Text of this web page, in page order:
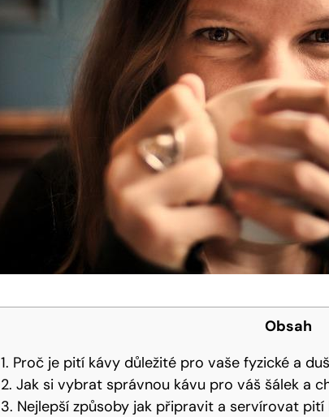
Obsah
1. Proč je pití kávy důležité pro vaše fyzické a
2. Jak si vybrat správnou kávu pro váš šálek a
3. Nejlepší způsoby jak připravit a servírovat pití